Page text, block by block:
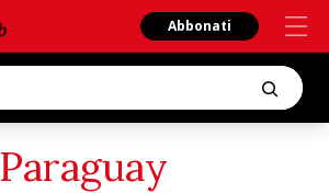
Abbonati
Paraguay